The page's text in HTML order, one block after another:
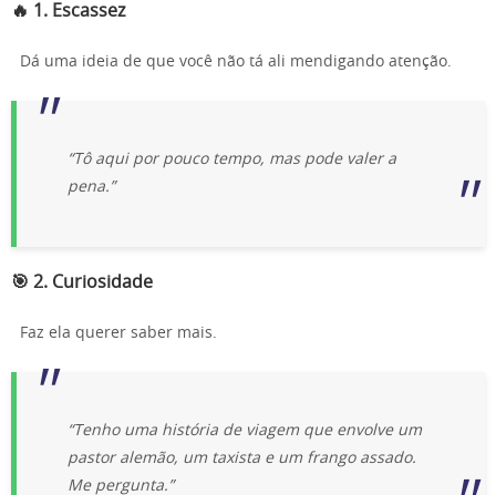
🔥 1. Escassez
Dá uma ideia de que você não tá ali mendigando atenção.
“Tô aqui por pouco tempo, mas pode valer a
pena.”
🎯 2. Curiosidade
Faz ela querer saber mais.
“Tenho uma história de viagem que envolve um
pastor alemão, um taxista e um frango assado.
Me pergunta.”